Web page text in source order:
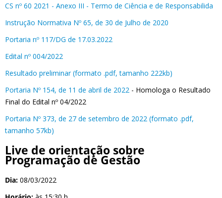
CS nº 60 2021 - Anexo III - Termo de Ciência e de Responsabilida
Instrução Normativa Nº 65, de 30 de Julho de 2020
Portaria nº 117/DG de 17.03.2022
Edital nº 004/2022
Resultado preliminar (formato .pdf, tamanho 222kb)
Portaria Nº 154, de 11 de abril de 2022 - Homologa o Resultado
Final do Edital nº 04/2022
Portaria Nº 373, de 27 de setembro de 2022 (formato .pdf,
tamanho 57kb)
Live de orientação sobre
Programação de Gestão
Dia: 08/03/2022